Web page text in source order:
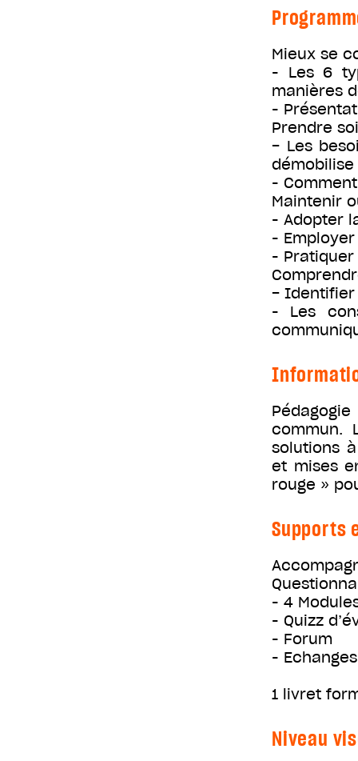
Mieux se
- Les 6
manières
-
Prendre
− Les
démobilise
-
Maintenir
- Adopter
-
-
−
- Les
commun.
solutions
et mises
rouge »
Supports
- 4
- Quizz
- Forum
-
1 livret
Niveau